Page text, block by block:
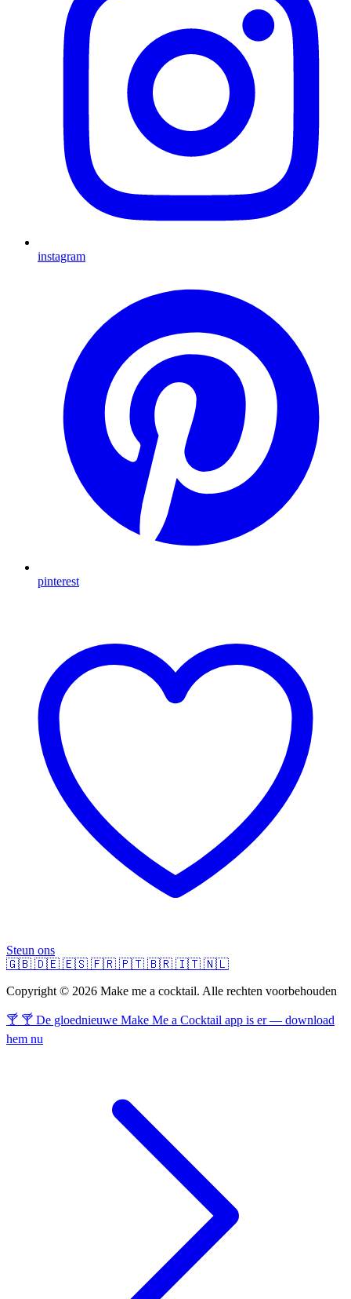
instagram
pinterest
Steun ons
🇬🇧 🇩🇪 🇪🇸 🇫🇷 🇵🇹 🇧🇷 🇮🇹 🇳🇱
Copyright © 2026 Make me a cocktail. Alle rechten voorbehouden
🍸 🍸 De gloednieuwe Make Me a Cocktail app is er — download
hem nu